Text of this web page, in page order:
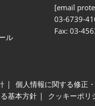
ル
[email
03-6739-
Fax: 03-
個人情報に関する修正
基本方針
クッキーポリ